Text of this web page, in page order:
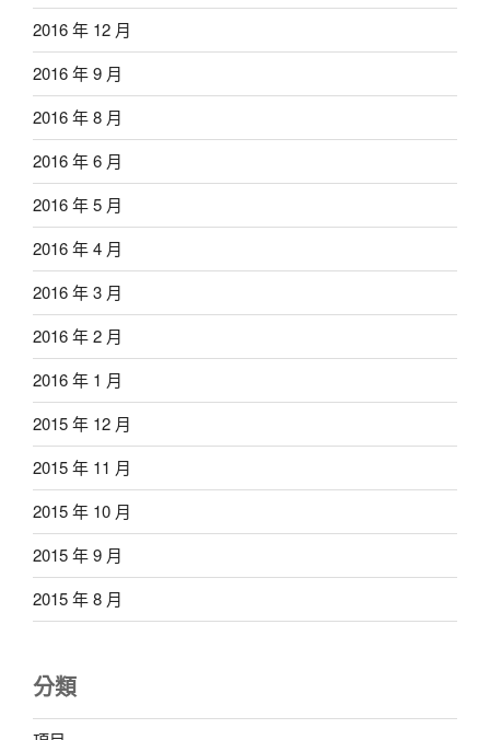
2016 年 12 月
2016 年 9 月
2016 年 8 月
2016 年 6 月
2016 年 5 月
2016 年 4 月
2016 年 3 月
2016 年 2 月
2016 年 1 月
2015 年 12 月
2015 年 11 月
2015 年 10 月
2015 年 9 月
2015 年 8 月
分類